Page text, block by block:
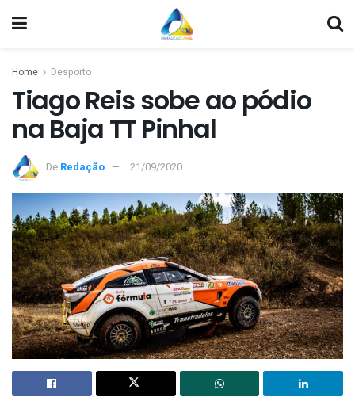
Home Desporto
Tiago Reis sobe ao pódio
na Baja TT Pinhal
De Redação 21/09/2020